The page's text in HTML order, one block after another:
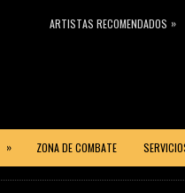
ARTISTAS RECOMENDADOS »
» ZONA DE COMBATE